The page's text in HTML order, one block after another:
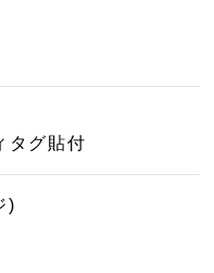
タグ貼付
)